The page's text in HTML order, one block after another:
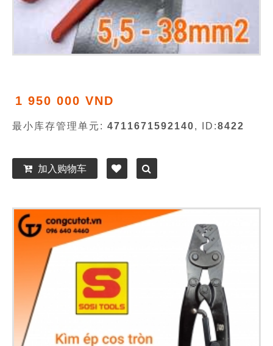
1 950 000 VND
最小库存管理单元: 4711671592140, ID:8422
加入购物车